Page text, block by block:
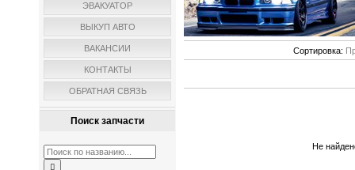
ЭВАКУАТОР
ВЫКУП АВТО
ВАКАНСИИ
КОНТАКТЫ
ОБРАТНАЯ СВЯЗЬ
Поиск запчасти
Сортировка:
Не